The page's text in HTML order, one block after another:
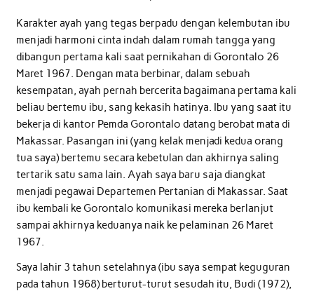
Karakter ayah yang tegas berpadu dengan kelembutan ibu
menjadi harmoni cinta indah dalam rumah tangga yang
dibangun pertama kali saat pernikahan di Gorontalo 26
Maret 1967. Dengan mata berbinar, dalam sebuah
kesempatan, ayah pernah bercerita bagaimana pertama kali
beliau bertemu ibu, sang kekasih hatinya. Ibu yang saat itu
bekerja di kantor Pemda Gorontalo datang berobat mata di
Makassar. Pasangan ini (yang kelak menjadi kedua orang
tua saya) bertemu secara kebetulan dan akhirnya saling
tertarik satu sama lain. Ayah saya baru saja diangkat
menjadi pegawai Departemen Pertanian di Makassar. Saat
ibu kembali ke Gorontalo komunikasi mereka berlanjut
sampai akhirnya keduanya naik ke pelaminan 26 Maret
1967.
Saya lahir 3 tahun setelahnya (ibu saya sempat keguguran
pada tahun 1968) berturut-turut sesudah itu, Budi (1972),